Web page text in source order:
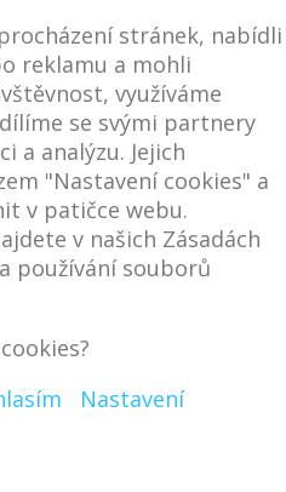
stránek, nabídli
reklamu a mohli
využíváme
se svými partnery
a analýzu. Jejich
"Nastavení cookies" a
v patičce webu.
v našich Zásadách
používání souborů
Nastavení